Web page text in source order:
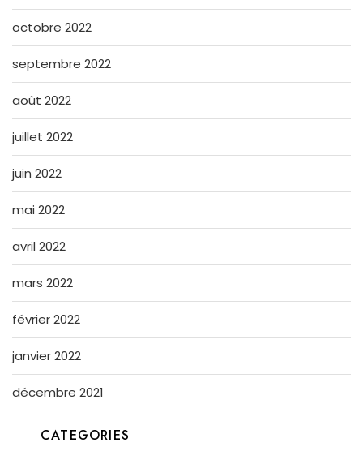
octobre 2022
septembre 2022
août 2022
juillet 2022
juin 2022
mai 2022
avril 2022
mars 2022
février 2022
janvier 2022
décembre 2021
CATEGORIES